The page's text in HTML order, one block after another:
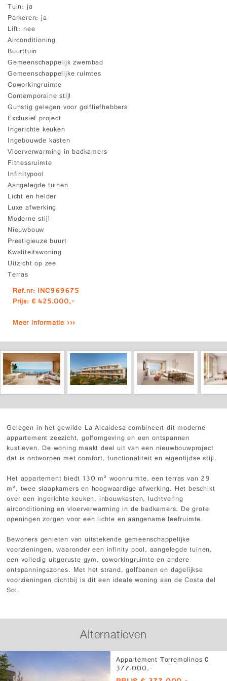
Tuin ja
Parkeren ja
Lift nee
Airconditioning
Buurttuin
Gemeenschappelijk zwembad
Gemeenschappelijke ruimtes
Coworkingruimte
Contemporaine stijl
Gunstig gelegen voor golfliefhebbers
Exclusief project
Ingerichte keuken
Ingebouwde kasten
Vloerverwarming in badkamers
Fitnessruimte
Infinitypool
Aangelegde tuinen
Licht en helder
Luxe afwerking
Moderne stijl
Nieuwbouw
Prestigieuze buurt
Kwaliteitswoning
Uitzicht op zee
Terras
Ref.nr: INC969675
Prijs: € 425.000,-
Meer informatie ›››
Gelegen in het gewilde La Alcaidesa combineert dit moderne
appartement zeezicht, golfomgeving en een ontspannen
kustleven. De woning maakt deel uit van een nieuwbouwproject
dat is ontworpen met comfort, functionaliteit en eigentijdse stijl.
Het appartement biedt 130 m² woonruimte, een terras van 29
m², twee slaapkamers en hoogwaardige afwerking. Het beschikt
over een ingerichte keuken, inbouwkasten, luchtvering
airconditioning en vloerverwarming in de badkamers. De grote
openingen zorgen voor een lichte en aangename leefruimte.
Bewoners genieten van uitstekende gemeenschappelijke
voorzieningen, waaronder een infinity pool, aangelegde tuinen,
een volledig uitgeruste gym, coworkingruimte en andere
ontspanningszones. Met het strand, golfbanen en dagelijkse
voorzieningen dichtbij is dit een ideale woning aan de Costa del
Sol.
Alternatieven
Appartement Torremolinos €
377.000,-